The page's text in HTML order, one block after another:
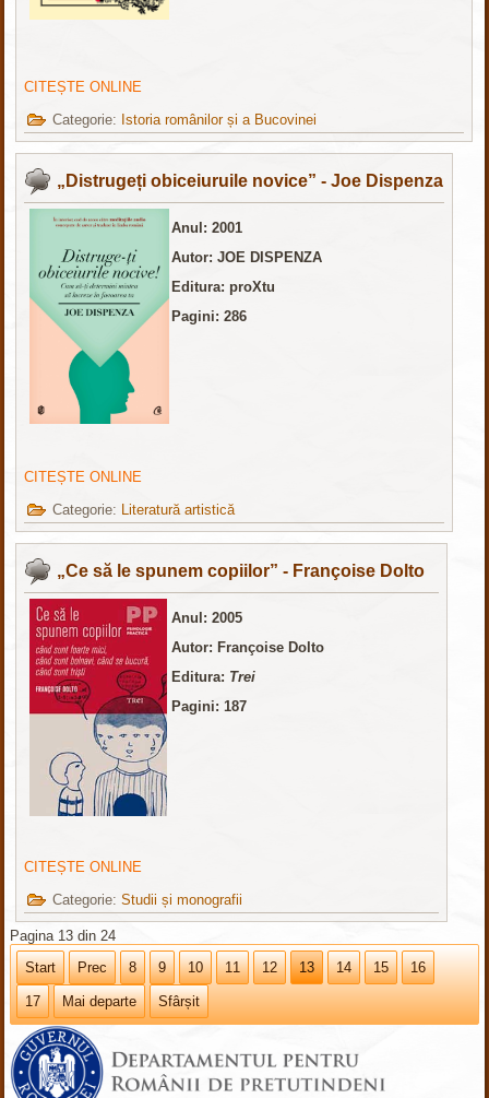
CITEȘTE ONLINE
Categorie: Istoria românilor și a Bucovinei
„Distrugeți obiceiuruile novice” - Joe Dispenza
Anul: 2001
Autor: JOE DISPENZA
Editura: proXtu
Pagini: 286
CITEȘTE ONLINE
Categorie:
Literatură artistică
„Ce să le spunem copiilor” - Françoise Dolto
Anul: 2005
Autor: Françoise Dolto
Editura: Trei
Pagini: 187
CITEȘTE ONLINE
Categorie:Studii și monografii
Pagina 13 din 24
Start
Prec 8 9 10 11 12 13 14 15 16
17 Mai departe Sfârșit